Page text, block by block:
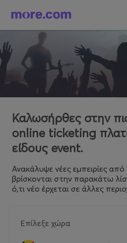
Καλωσήρθες στην
online ticketing
είδους event.
Ανακάλυψε νέες εμπειρίες
βρίσκονται στην παρακάτω
ό,τι νέο έρχεται σε άλλες
Επίλεξε χώρα